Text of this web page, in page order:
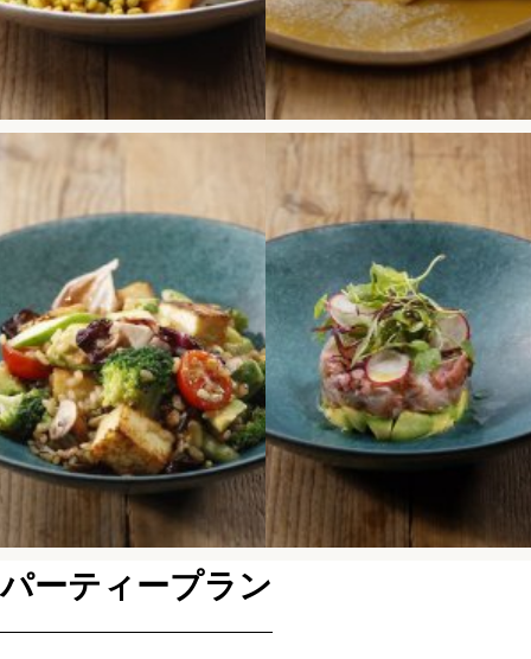
パーティープラン